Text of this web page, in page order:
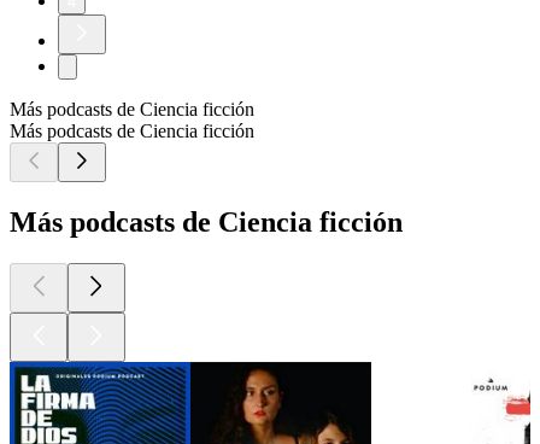
Más podcasts de Ciencia ficción
Más podcasts de Ciencia ficción
Más podcasts de Ciencia ficción